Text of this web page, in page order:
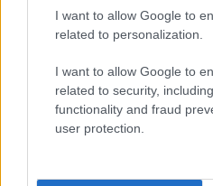
I want to allow Google to
related to personalization.
I want to allow Google to
related to security,
functionality and fraud
user protection.
A hozzászóláshoz be kell